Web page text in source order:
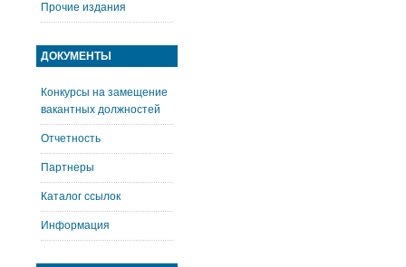
Прочие издания
ДОКУМЕНТЫ
Конкурсы на замещение
вакантных должностей
Отчетность
Партнеры
Каталог ссылок
Информация